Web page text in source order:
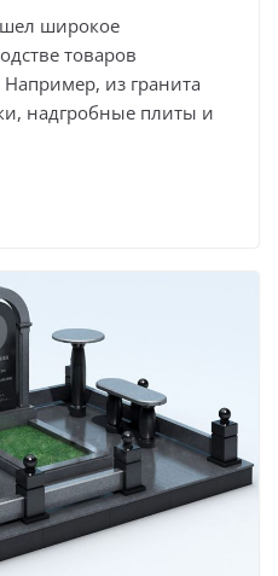
широкое
товаров
из гранита
надгробные плиты и